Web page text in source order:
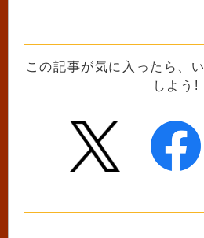
この記事が気に入ったら、
しよう!